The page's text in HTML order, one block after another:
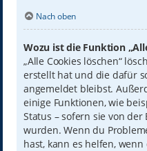
Nach oben
Wozu ist die Funktion
„Alle Cookies löschen“
erstellt hat und die dafür
angemeldet bleibst.
einige Funktionen, wie
Status – sofern sie von
wurden. Wenn du
hast, kann es helfen,